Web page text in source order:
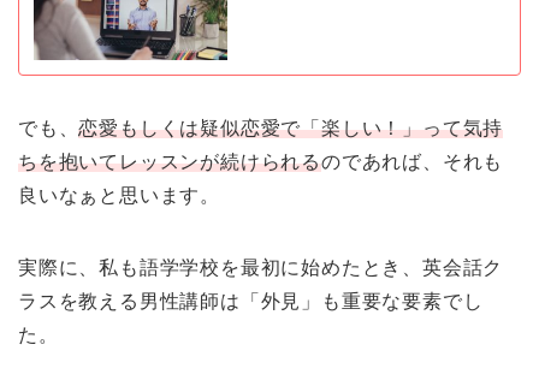
でも、恋愛もしくは疑似恋愛で「楽しい！」って気持
ちを抱いてレッスンが続けられるのであれば、それも
良いなぁと思います。
実際に、私も語学学校を最初に始めたとき、英会話ク
ラスを教える男性講師は「外見」も重要な要素でし
た。